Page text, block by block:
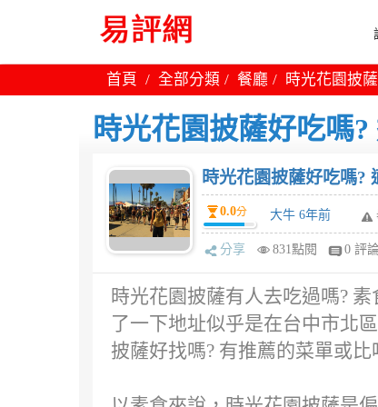
首頁 全部分類 餐廳 時光花園披
時光花園披薩好吃嗎
時光花園披薩好吃嗎?
0.0分 大牛 6年前
分享 831點閱 0 評
時光花園披薩有人去吃過嗎?
了一下地址似乎是在台中市北
披薩好找嗎? 有推薦的菜單或比